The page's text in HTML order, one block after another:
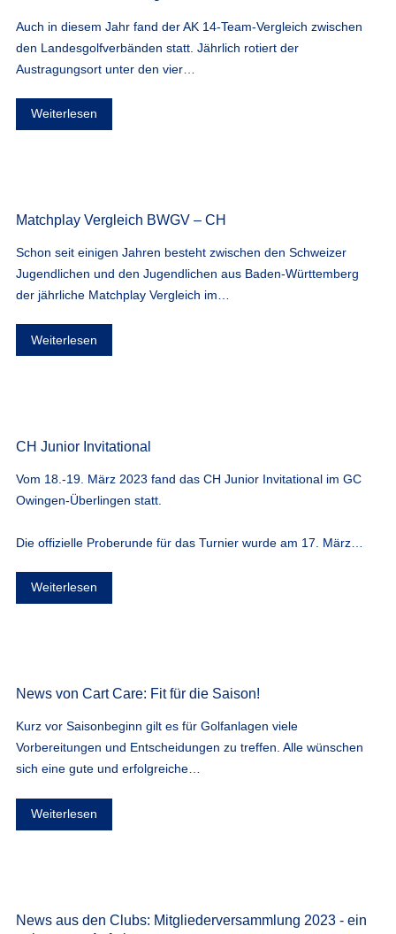
Auch in diesem Jahr fand der AK 14-Team-Vergleich zwischen
den Landesgolfverbänden statt. Jährlich rotiert der
Austragungsort unter den vier…
Weiterlesen
Matchplay Vergleich BWGV – CH
Schon seit einigen Jahren besteht zwischen den Schweizer
Jugendlichen und den Jugendlichen aus Baden-Württemberg
der jährliche Matchplay Vergleich im…
Weiterlesen
CH Junior Invitational
Vom 18.-19. März 2023 fand das CH Junior Invitational im GC
Owingen-Überlingen statt.
Die offizielle Proberunde für das Turnier wurde am 17. März…
Weiterlesen
News von Cart Care: Fit für die Saison!
Kurz vor Saisonbeginn gilt es für Golfanlagen viele
Vorbereitungen und Entscheidungen zu treffen. Alle wünschen
sich eine gute und erfolgreiche…
Weiterlesen
News aus den Clubs: Mitgliederversammlung 2023 - ein